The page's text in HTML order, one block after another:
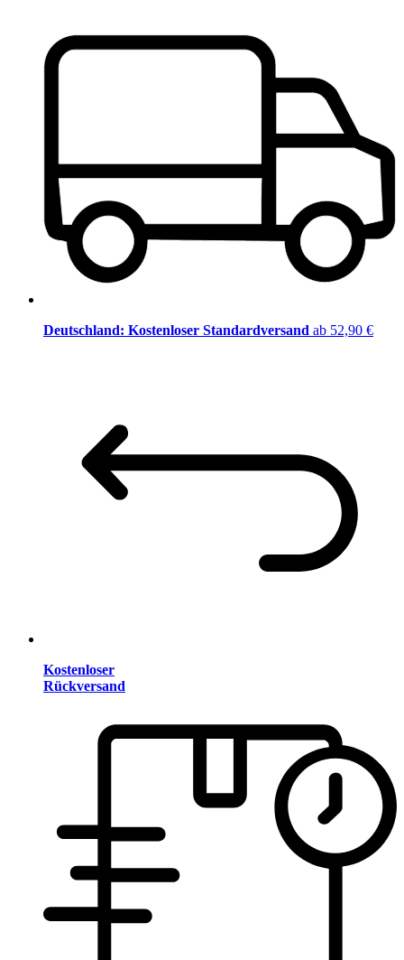
Deutschland: Kostenloser Standardversand ab 52,90 €
Kostenloser
Rückversand